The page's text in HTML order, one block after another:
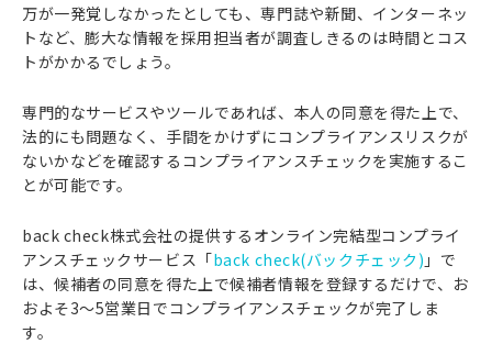
万が一発覚しなかったとしても、専門誌や新聞、インターネッ
トなど、膨大な情報を採用担当者が調査しきるのは時間とコス
トがかかるでしょう。
専門的なサービスやツールであれば、本人の同意を得た上で、
法的にも問題なく、手間をかけずにコンプライアンスリスクが
ないかなどを確認するコンプライアンスチェックを実施するこ
とが可能です。
back check株式会社の提供するオンライン完結型コンプライ
アンスチェックサービス「back check(バックチェック) 」で
は、候補者の同意を得た上で候補者情報を登録するだけで、お
およそ3〜5営業日でコンプライアンスチェックが完了しま
す。